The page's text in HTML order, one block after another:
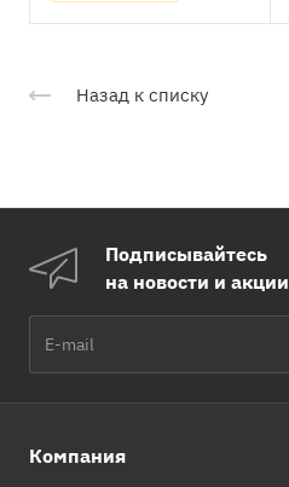
Назад к списку
Подписывайтесь
на новости и акции
Компания